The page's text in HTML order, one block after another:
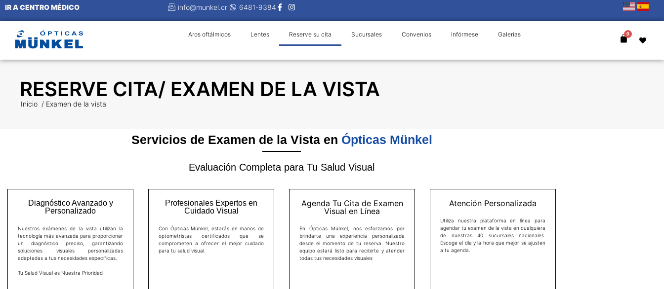
IR A CENTRO MÉDICO info@munkel.cr 6481-9384
Aros oftálmicos Lentes Reserve su cita Sucursales Convenios Infórmese Galerías
RESERVE CITA/ EXAMEN DE LA VISTA
Inicio / Examen de la vista
Servicios de Examen de la Vista en Ópticas Münkel
Evaluación Completa para Tu Salud Visual
Diagnóstico Avanzado y
Personalizado
Nuestros exámenes de la vista utilizan la
tecnología más avanzada para proporcionar
un diagnóstico preciso, garantizando
soluciones visuales personalizadas
adaptadas a tus necesidades específicas.
Tu Salud Visual es Nuestra Prioridad
Profesionales Expertos en
Cuidado Visual
Con Ópticas Münkel, estarás en manos de
optometristas certificados que se
comprometen a ofrecer el mejor cuidado
para tu salud visual.
Agenda Tu Cita de Examen
Visual en Línea
En Ópticas Münkel, nos esforzamos por
brindarte una experiencia personalizada
desde el momento de tu reserva. Nuestro
equipo estará listo para recibirte y atender
todas tus necesidades visuales
Atención Personalizada
Utiliza nuestra plataforma en línea para
agendar tu examen de la vista en cualquiera
de nuestras 40 sucursales nacionales.
Escoge el día y la hora que mejor se ajusten
a tu agenda.